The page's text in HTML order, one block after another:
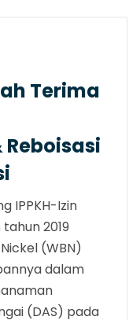
Terima
Reboisasi
IPPKH-Izin
2019
(WBN)
dalam
(DAS) pada